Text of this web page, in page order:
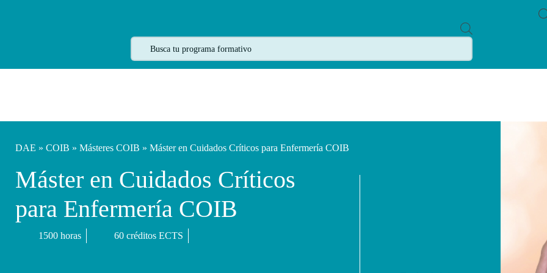
R
D
A
DAE » COIB » Másteres COIB » Máster en Cuidados Críticos para Enfermería COIB
Máster en Cuidados Críticos
para Enfermería COIB
1500 horas 60 créditos ECTS